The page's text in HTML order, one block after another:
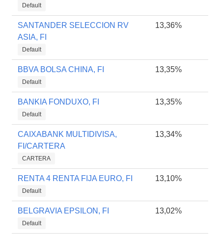
Default
SANTANDER SELECCION RV
ASIA, FI
Default
13,36%
BBVA BOLSA CHINA, FI
Default
13,35%
BANKIA FONDUXO, FI
Default
13,35%
CAIXABANK MULTIDIVISA,
FI/CARTERA
CARTERA
13,34%
RENTA 4 RENTA FIJA EURO, FI
Default
13,10%
BELGRAVIA EPSILON, FI
Default
13,02%